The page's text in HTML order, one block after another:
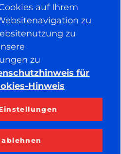
YouTube
LinkedIn
auf Ihrem
zu
zu
zu
für
Hinweis